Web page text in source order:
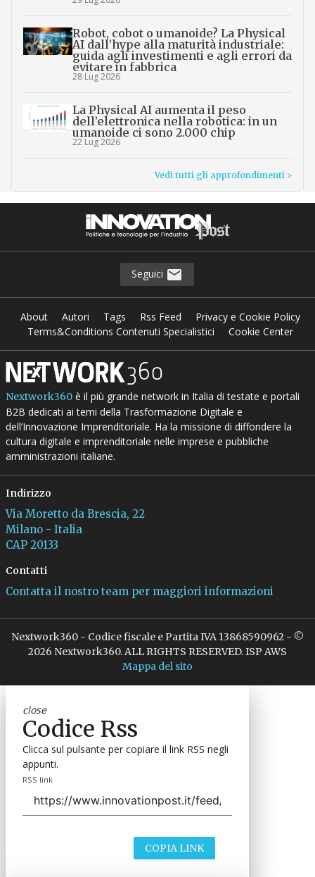
Robot, cobot o umanoide? La Physical
AI dall’hype alla maturità industriale:
guida agli investimenti e agli errori da
evitare in fabbrica
28 Lug 2026
La Physical AI aumenta il peso
dell’elettronica nella robotica: in un
umanoide ci sono 2.000 chip
22 Lug 2026
Vedi tutti gli approfondimenti >
Seguici
About Autori Tags Rss Feed
Privacy e Cookie Policy
Terms&Conditions Contenuti Specialistici
Cookie Center
Nextwork360è il più grande network in Italia di testate e portali
B2B dedicati ai temi della Trasformazione Digitale e
dell’Innovazione Imprenditoriale. Ha la missione di diffondere la
cultura digitale e imprenditoriale nelle imprese e pubbliche
amministrazioni italiane.
Indirizzo
Via Moretto da Brescia, 22
Milano - Italia
CAP 20133
Contatti
Contatta il nostro team per maggiori informazioni
Nextwork360 - Codice fiscale e Partita IVA 13868590962 - ©
2026 Nextwork360. ALL RIGHTS RESERVED. ISP AWS
Mappa del sito
close
Codice Rss
Clicca sul pulsante per copiare il link RSS negli
appunti.
RSS link
COPIA LINK